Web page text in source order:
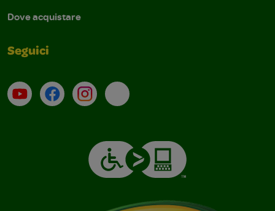
Dove acquistare
Seguici
Su YouTube
ContattiProfilo Instagram
Email